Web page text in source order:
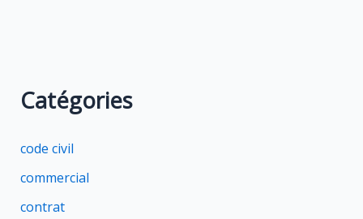
Catégories
code civil
commercial
contrat